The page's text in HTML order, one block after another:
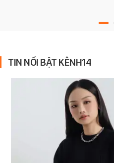
TIN NỔI BẬT KÊNH14